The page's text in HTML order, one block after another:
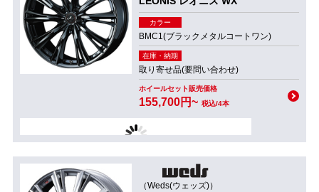
カラー
BMC1(ブラックメタルコートワン)
在庫・納期
取り寄せ品(要問い合わせ)
ホイールセット販売価格
155,700円~ 税込/4本
（Weds(ウェッズ)）